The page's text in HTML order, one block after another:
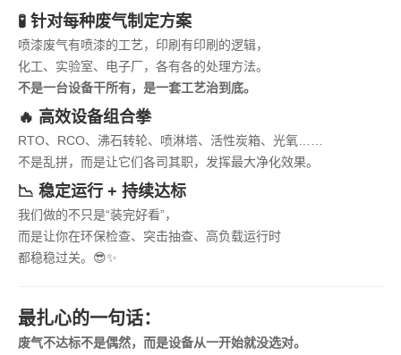
🧪 针对每种废气制定方案
喷漆废气有喷漆的工艺，印刷有印刷的逻辑，
化工、实验室、电子厂，各有各的处理方法。
不是一台设备干所有，是一套工艺治到底。
🔥 高效设备组合拳
RTO、RCO、沸石转轮、喷淋塔、活性炭箱、光氧……
不是乱拼，而是让它们各司其职，发挥最大净化效果。
📉 稳定运行 + 持续达标
我们做的不只是“装完好看”，
而是让你在环保检查、突击抽查、高负载运行时
都稳稳过关。😎✨
最扎心的一句话：
废气不达标不是偶然，而是设备从一开始就没选对。